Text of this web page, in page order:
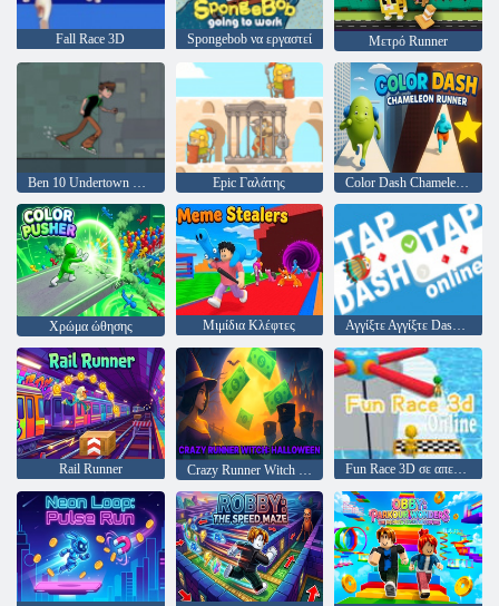
Fall Race 3D Spongebob να εργαστεί Μετρό Runner
Ben 10 Undertown Runner Epic Γαλάτης Color Dash Chameleon Runner
Χρώμα ώθησης Μιμίδια Κλέφτες
Rail Runner Crazy Runner Witch Halloween